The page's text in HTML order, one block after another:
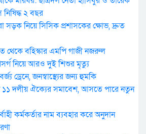
নিষিদ্ধ ২ বছর
সড়ক নিয়ে সিসিক প্রশাসকের ক্ষোভ, দ্রুত
থেকে বহিস্কার এমপি গাজী নজরুল
নিয়ে আরও দুই শিশুর মৃত্যু
ড্রেনে, জনস্বাস্থ্যের জন্য হুমকি
দলীয় ঐক্যের সমাবেশ, আসতে পারে নতুন
কর্মকর্তার নাম ব্যবহার করে অনুদান